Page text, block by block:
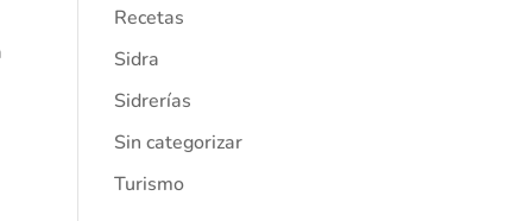
Recetas
Sidra
Sidrerías
Sin categorizar
Turismo